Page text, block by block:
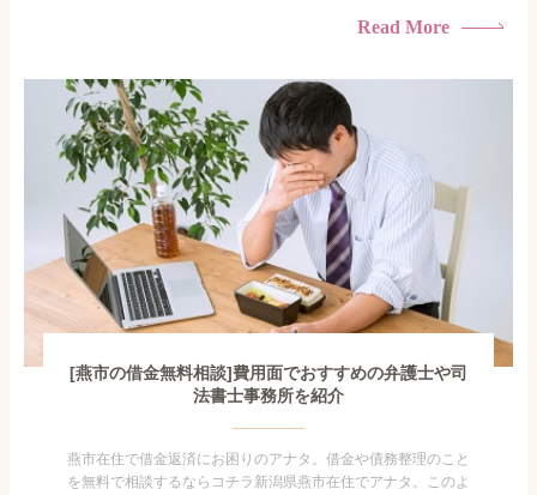
られたくない・借金の催促、取り立てで憂鬱になる。・闇金に
がありま...
Read More
[燕市の借金無料相談]費用面でおすすめの弁護士や司
法書士事務所を紹介
燕市在住で借金返済にお困りのアナタ。借金や債務整理のこと
を無料で相談するならコチラ新潟県燕市在住でアナタ。このよ